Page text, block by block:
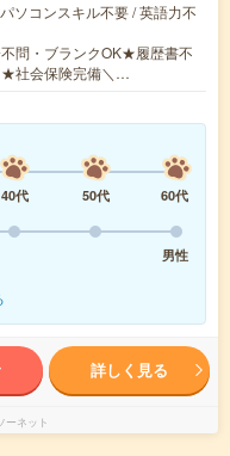
ソコンスキル不要 / 英語力不
問・ブランクOK★履歴書不
★社会保険完備＼…
40代 50代
60代
男性
詳しく見る
ーネット